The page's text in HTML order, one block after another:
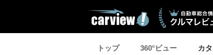
トップ 360°ビュー カ